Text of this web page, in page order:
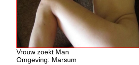
Vrouw zoekt Man
Omgeving: Marsum